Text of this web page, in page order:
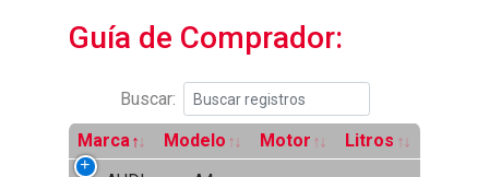
Guía de Comprador:
Buscar:
Marca Modelo Motor
Litros